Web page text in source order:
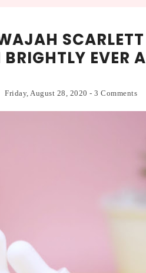
EVER
Friday, August 28, 2020 - 3 Comments